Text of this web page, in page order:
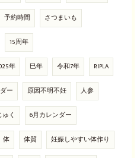
予約時間 さつまいも
15周年
年 巳年 令和7年 RIPLA
ー 原因不明不妊 人参
く 6月カレンダー
体 体質 妊娠しやすい体作り